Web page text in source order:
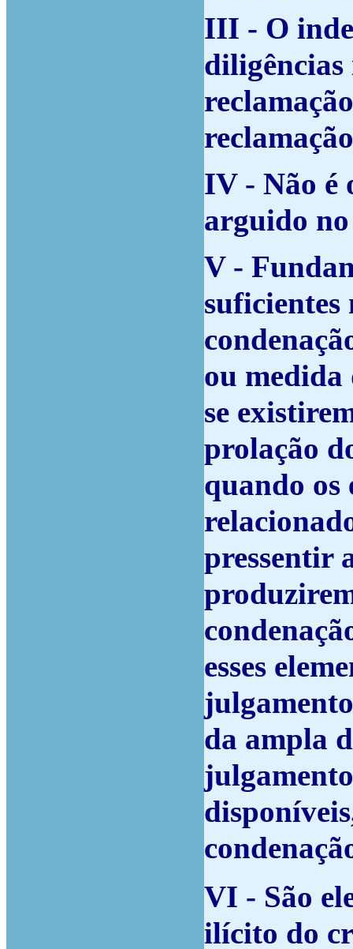
III - O
diligências
IV - Não é
arguido
V -
suficientes
ou medida
se
prolação
quando os
pressentir
esses
da ampla
VI - São
ilícito do